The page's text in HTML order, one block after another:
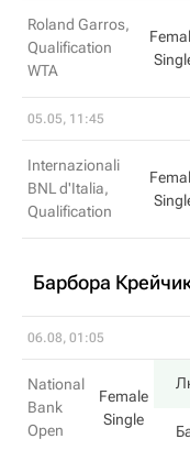
Roland Garros,
Qualification
WTA
05.05, 11:45
Internazionali
BNL d'Italia,
Qualification
Барбора
06.08, 01:05
National
Bank
Open
Female
Single